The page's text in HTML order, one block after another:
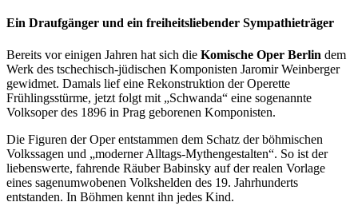
Ein Draufgänger und ein freiheitsliebender Sympathieträger
Bereits vor einigen Jahren hat sich die Komische Oper Berlin dem
Werk des tschechisch-jüdischen Komponisten Jaromir Weinberger
gewidmet. Damals lief eine Rekonstruktion der Operette
Frühlingsstürme, jetzt folgt mit „Schwanda“ eine sogenannte
Volksoper des 1896 in Prag geborenen Komponisten.
Die Figuren der Oper entstammen dem Schatz der böhmischen
Volkssagen und „moderner Alltags-Mythengestalten“. So ist der
liebenswerte, fahrende Räuber Babinsky auf der realen Vorlage
eines sagenumwobenen Volkshelden des 19. Jahrhunderts
entstanden. In Böhmen kennt ihn jedes Kind.